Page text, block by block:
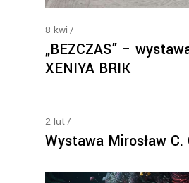
8 kwi
„BEZCZAS” –
XENIYA BRIK
2 lut
Wystawa Mirosław C.